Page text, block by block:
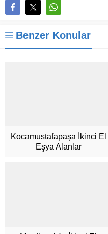
Benzer Konular
Kocamustafapaşa İkinci El
Eşya Alanlar